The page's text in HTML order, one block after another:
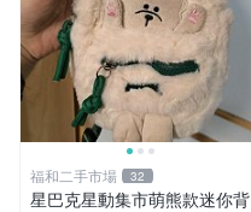
福和二手市場 32
星巴克星動集市萌熊款迷你背